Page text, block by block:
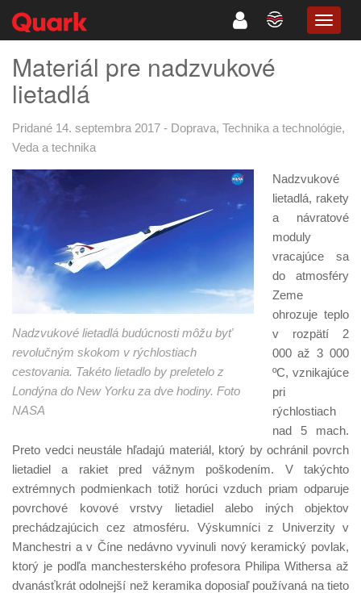
Materiál pre nadzvukové
lietadlá
Pridané 14. septembra 2017 - Doprava, Technika a technológie,
Veda a technika
Nadzvukové lietadlá budúcnosti môžu byť
revolučným skokom v rýchlostiach
cestovania. Takéto lietadlo by preletelo z
Londýna do New Yorku za dve hodiny. Foto
NASA
Nadzvukové
lietadlá, rakety
a návratové
moduly
vracajúce sa
do atmosféry
Zeme
ohrozuje teplo
v rozpätí 2
000 až 3 000
ºC, vznikajúce
pri
rýchlostiach
nad 5 mach.
Preto vedci neustále hľadajú materiál, ktorý by ochránil povrch
lietadiel a rakiet pred vážnym poškodením. V takýchto
extrémnych podmienkach totiž horúci vzduch priam odparuje
povrchové kovové vrstvy lietadiel alebo iných objektov
prechádzajúcich cez atmosféru. Výskumníci z Univerzity v
Manchestri a v Číne nedávno vyvinuli nový keramický povlak,
ktorý je podľa manchesterského profesora Philipa Withersa až
dvanásťkrát odolnejší než keramika doposiaľ používaná na tieto